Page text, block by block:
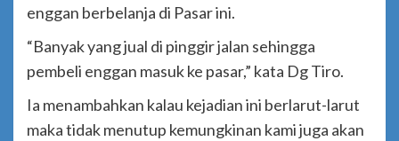
enggan berbelanja di Pasar ini.
“Banyak yang jual di pinggir jalan sehingga
pembeli enggan masuk ke pasar,” kata Dg Tiro.
Ia menambahkan kalau kejadian ini berlarut-larut
maka tidak menutup kemungkinan kami juga akan